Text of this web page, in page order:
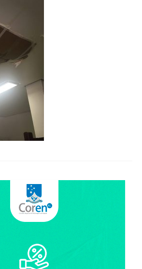
Técnicas
Serviços ao Cidadão
e Prestação de Contas
Triênio 2027-2029
2023
Técnica